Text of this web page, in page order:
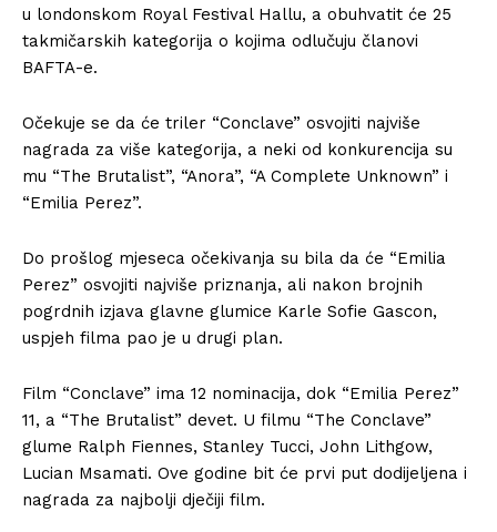
u londonskom Royal Festival Hallu, a obuhvatit će 25
takmičarskih kategorija o kojima odlučuju članovi
BAFTA-e.
Očekuje se da će triler “Conclave” osvojiti najviše
nagrada za više kategorija, a neki od konkurencija su
mu “The Brutalist”, “Anora”, “A Complete Unknown” i
“Emilia Perez”.
Do prošlog mjeseca očekivanja su bila da će “Emilia
Perez” osvojiti najviše priznanja, ali nakon brojnih
pogrdnih izjava glavne glumice Karle Sofie Gascon,
uspjeh filma pao je u drugi plan.
Film “Conclave” ima 12 nominacija, dok “Emilia Perez”
11, a “The Brutalist” devet. U filmu “The Conclave”
glume Ralph Fiennes, Stanley Tucci, John Lithgow,
Lucian Msamati. Ove godine bit će prvi put dodijeljena i
nagrada za najbolji dječiji film.